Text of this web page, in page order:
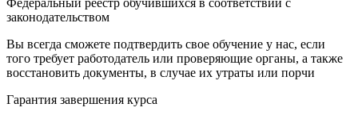
Федеральный реестр обучившихся в соответствии с
законодательством
Вы всегда сможете подтвердить свое обучение у нас, если
того требует работодатель или проверяющие органы, а также
восстановить документы, в случае их утраты или порчи
Гарантия завершения курса